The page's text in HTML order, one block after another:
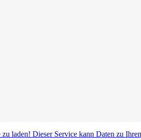
laden! Dieser Service kann Daten zu